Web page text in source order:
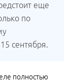
еще
по
сентября.
полностью